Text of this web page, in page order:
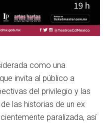
como una
invita al público a
del privilegio y las
las historias de un ex
paralizada, así